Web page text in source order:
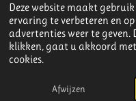
Deze website maakt
ervaring te verbeteren en
advertenties weer te geven.
klikken, gaat u akkoord
cookies.
Afwijzen
© 2025 Dancefactory Licht
E-mailadres